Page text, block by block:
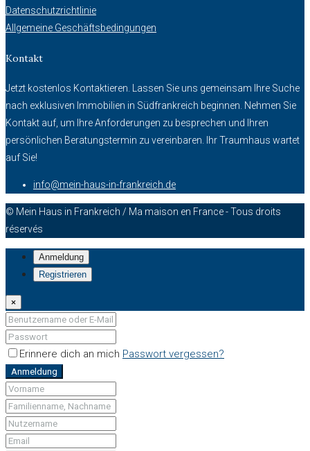
Datenschutzrichtlinie
Allgemeine Geschäftsbedingungen
Kontakt
Jetzt kostenlos Kontaktieren. Lassen Sie uns gemeinsam Ihre Suche
nach exklusiven Immobilien in Südfrankreich beginnen. Nehmen Sie
Kontakt auf, um Ihre Anforderungen zu besprechen und Ihren
persönlichen Beratungstermin zu vereinbaren. Ihr Traumhaus wartet
auf Sie!
info@mein-haus-in-frankreich.de
© Mein Haus in Frankreich / Ma maison en France - Tous droits
réservés
Anmeldung
Registrieren
×
Erinnere dich an mich Passwort vergessen?
Anmeldung